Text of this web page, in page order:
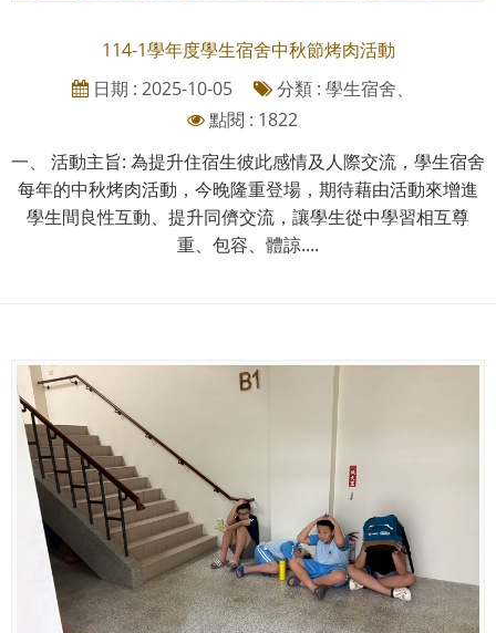
114-1學年度學生宿舍中秋節烤肉活動
日期 : 2025-10-05
分類 : 學生宿舍、
點閱 : 1822
一、 活動主旨: 為提升住宿生彼此感情及人際交流，學生宿舍
每年的中秋烤肉活動，今晚隆重登場，期待藉由活動來增進
學生間良性互動、提升同儕交流，讓學生從中學習相互尊
重、包容、體諒....